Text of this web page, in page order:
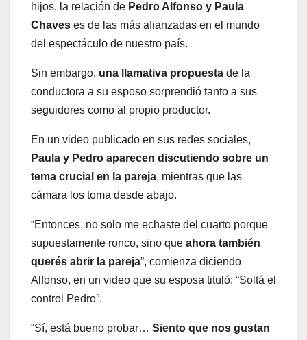
hijos, la relación de Pedro Alfonso y Paula
Chaves es de las más afianzadas en el mundo
del espectáculo de nuestro país.
Sin embargo, una llamativa propuesta de la
conductora a su esposo sorprendió tanto a sus
seguidores como al propio productor.
En un video publicado en sus redes sociales,
Paula y Pedro aparecen discutiendo sobre un
tema crucial en la pareja, mientras que las
cámara los toma desde abajo.
“Entonces, no solo me echaste del cuarto porque
supuestamente ronco, sino que ahora también
querés abrir la pareja”, comienza diciendo
Alfonso, en un video que su esposa tituló: “Soltá el
control Pedro”.
“Sí, está bueno probar… Siento que nos gustan